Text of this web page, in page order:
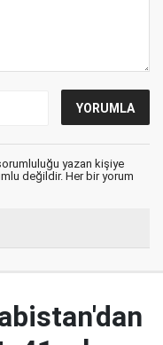
yazan kişiye
değildir. Her bir yorum